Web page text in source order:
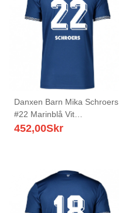
Danxen Barn Mika Schroers
#22 Marinblå Vit
Hemmatröja Matchtröjor
452,00Skr